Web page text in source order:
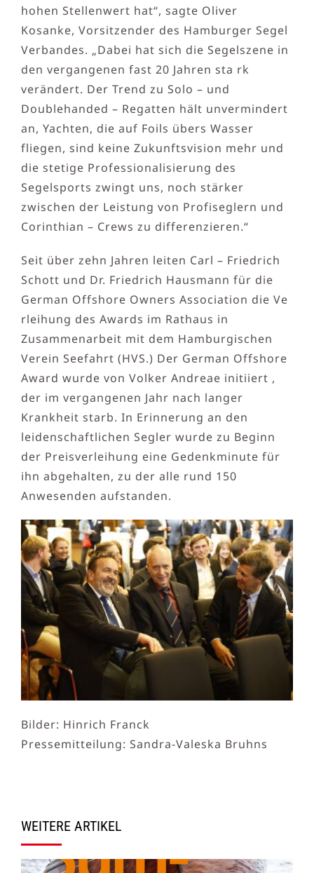
hohen Stellenwert hat“, sagte Oliver
Kosanke, Vorsitzender des Hamburger Segel
Verbandes. „Dabei hat sich die Segelszene in
den vergangenen fast 20 Jahren sta rk
verändert. Der Trend zu Solo – und
Doublehanded – Regatten hält unvermindert
an, Yachten, die auf Foils übers Wasser
fliegen, sind keine Zukunftsvision mehr und
die stetige Professionalisierung des
Segelsports zwingt uns, noch stärker
zwischen der Leistung von Profiseglern und
Corinthian – Crews zu differenzieren.“
Seit über zehn Jahren leiten Carl – Friedrich
Schott und Dr. Friedrich Hausmann für die
German Offshore Owners Association die Ve
rleihung des Awards im Rathaus in
Zusammenarbeit mit dem Hamburgischen
Verein Seefahrt (HVS.) Der German Offshore
Award wurde von Volker Andreae initiiert ,
der im vergangenen Jahr nach langer
Krankheit starb. In Erinnerung an den
leidenschaftlichen Segler wurde zu Beginn
der Preisverleihung eine Gedenkminute für
ihn abgehalten, zu der alle rund 150
Anwesenden aufstanden.​
Bilder: Hinrich Franck
Pressemitteilung: Sandra-Valeska Bruhns
WEITERE ARTIKEL